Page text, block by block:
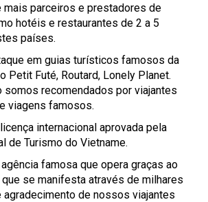
mais parceiros e prestadores de
hotéis e restaurantes de 2 a 5
países.
em guias turísticos famosos da
Petit Futé, Routard, Lonely Planet.
somos recomendados por viajantes
viagens famosos.
internacional aprovada pela
de Turismo do Vietname.
famosa que opera graças ao
se manifesta através de milhares
agradecimento de nossos viajantes